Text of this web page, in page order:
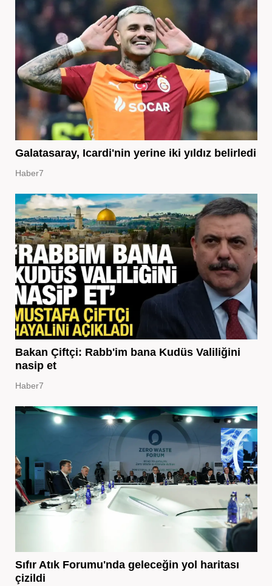
Galatasaray, Icardi'nin yerine iki yıldız belirledi
Haber7
Bakan Çiftçi: Rabb'im bana Kudüs Valiliğini
nasip et
Haber7
Sıfır Atık Forumu'nda geleceğin yol haritası
çizildi